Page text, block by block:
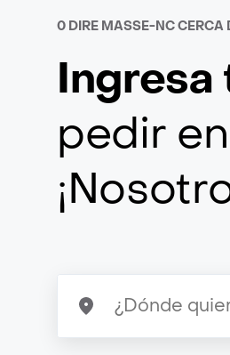
0 DIRE MASSE-NC CERCA
pedir en